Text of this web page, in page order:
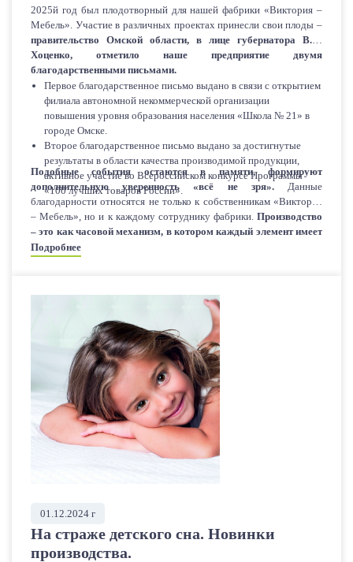
2025й год был плодотворный для нашей фабрики «Виктория –
Мебель». Участие в различных проектах принесли свои плоды –
правительство Омской области, в лице губернатора В.П.
Хоценко, отметило наше предприятие двумя
благодарственными письмами.
Первое благодарственное письмо выдано в связи с открытием
филиала автономной некоммерческой организации
повышения уровня образования населения «Школа № 21» в
городе Омске.
Второе благодарственное письмо выдано за достигнутые
результаты в области качества производимой продукции,
активное участие во Всероссийском конкурсе Программы
«100 лучших товаров России».
Подобные события остаются в памяти, формируют
дополнительную уверенность «всё не зря». Данные
благодарности относятся не только к собственникам «Виктория
– Мебель», но и к каждому сотруднику фабрики. Производство
– это как часовой механизм, в котором каждый элемент имеет
огромное значение.
Подробнее
01.12.2024 г
На страже детского сна. Новинки
производства.